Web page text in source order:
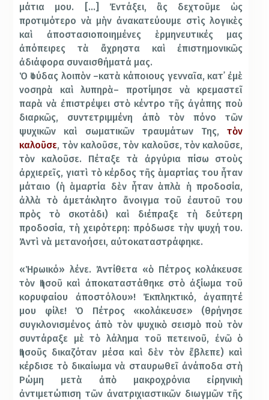
μάτια μου. […] Ἐντάξει, ἂς δεχτοῦμε ὡς
προτιμότερο νὰ μὴν ἀνακατεύουμε στὶς λογικὲς
καὶ ἀποστασιοποιημένες ἑρμηνευτικές μας
ἀπόπειρες τὰ ἄχρηστα καὶ ἐπιστημονικῶς
ἀδιάφορα συναισθήματά μας.
Ὁ Ἰούδας λοιπὸν –κατὰ κάποιους γενναῖα, κατ᾿ ἐμὲ
νοσηρὰ καὶ λυπηρὰ– προτίμησε νὰ κρεμαστεῖ
παρὰ νὰ ἐπιστρέψει στὸ κέντρο τῆς ἀγάπης ποὺ
διαρκῶς, συντετριμμένη ἀπὸ τὸν πόνο τῶν
ψυχικῶν καὶ σωματικῶν τραυμάτων Της,τὸν
καλοῦσε, τὸν καλοῦσε, τὸν καλοῦσε, τὸν καλοῦσε,
τὸν καλοῦσε. Πέταξε τὰ ἀργύρια πίσω στοὺς
ἀρχιερεῖς, γιατὶ τὸ κέρδος τῆς ἁμαρτίας του ἦταν
μάταιο (ἡ ἁμαρτία δὲν ἦταν ἁπλὰ ἡ προδοσία,
ἀλλὰ τὸ ἀμετάκλητο ἄνοιγμα τοῦ ἐαυτοῦ του
πρὸς τὸ σκοτάδι) καὶ διέπραξε τὴ δεύτερη
προδοσία, τὴ χειρότερη: πρόδωσε τὴν ψυχή του.
Ἀντὶ νὰ μετανοήσει, αὐτοκαταστράφηκε.
«Ἡρωικό» λένε. Ἀντίθετα «ὁ Πέτρος κολάκευσε
τὸν Ἰησοῦ καὶ ἀποκαταστάθηκε στὸ ἀξίωμα τοῦ
κορυφαίου ἀποστόλου»! Ἐκπληκτικό, ἀγαπητέ
μου φίλε! Ὁ Πέτρος «κολάκευσε» (θρήνησε
συγκλονισμένος ἀπὸ τὸν ψυχικὸ σεισμὸ ποὺ τὸν
συντάραξε μὲ τὸ λάλημα τοῦ πετεινοῦ, ἐνῶ ὁ
Ἰησοῦς δικαζόταν μέσα καὶ δὲν τὸν ἔβλεπε) καὶ
κέρδισε τὸ δικαίωμα νὰ σταυρωθεῖ ἀνάποδα στὴ
Ρώμη μετὰ ἀπὸ μακροχρόνια εἰρηνικὴ
ἀντιμετώπιση τῶν ἀνατριχιαστικῶν διωγμῶν τῆς